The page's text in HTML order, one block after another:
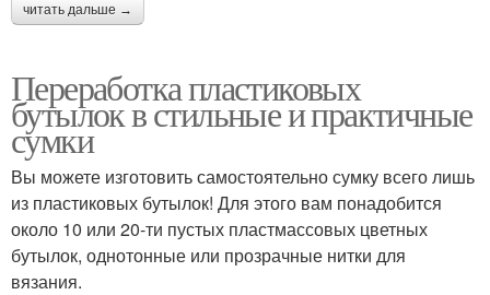
читать дальше →
Переработка пластиковых
бутылок в стильные и практичные
сумки
Вы можете изготовить самостоятельно сумку всего лишь
из пластиковых бутылок! Для этого вам понадобится
около 10 или 20-ти пустых пластмассовых цветных
бутылок, однотонные или прозрачные нитки для
вязания.